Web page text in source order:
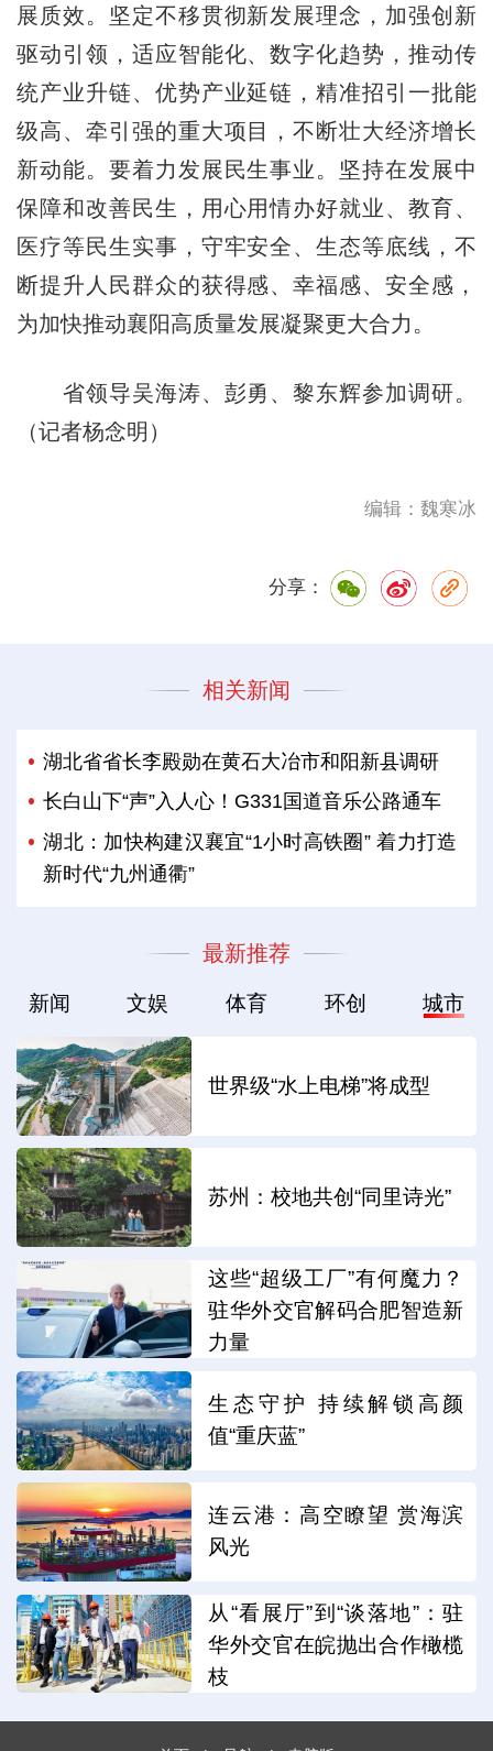
展质效。坚定不移贯彻新发展理念，加强创新
驱动引领，适应智能化、数字化趋势，推动传
统产业升链、优势产业延链，精准招引一批能
级高、牵引强的重大项目，不断壮大经济增长
新动能。要着力发展民生事业。坚持在发展中
保障和改善民生，用心用情办好就业、教育、
医疗等民生实事，守牢安全、生态等底线，不
断提升人民群众的获得感、幸福感、安全感，
为加快推动襄阳高质量发展凝聚更大合力。
省领导吴海涛、彭勇、黎东辉参加调研。
（记者杨念明）
编辑：魏寒冰
分享：
相关新闻
湖北省省长李殿勋在黄石大冶市和阳新县调研
长白山下“声”入人心！G331国道音乐公路通车
湖北：加快构建汉襄宜“1小时高铁圈” 着力打造
新时代“九州通衢”
最新推荐
新闻 文娱 体育 环创 城市
世界级“水上电梯”将成型
苏州：校地共创“同里诗光”
这些“超级工厂”有何魔力？
驻华外交官解码合肥智造新
力量
生态守护 持续解锁高颜
值“重庆蓝”
连云港：高空瞭望 赏海滨
风光
从“看展厅”到“谈落地”：驻
华外交官在皖抛出合作橄榄
枝